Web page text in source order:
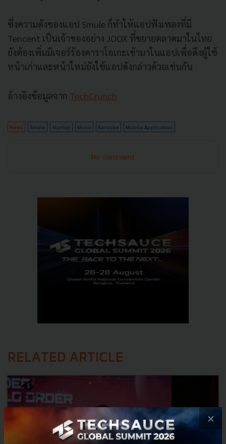
ซึ่งความดังของแอป Smule ก็ทำให้แอปฟังเพลงที่มี
Tencent เป็นเจ้าของอย่าง JOOX ที่ขยายตลาดมาในไทย
ยังต้องเพิ่มมีเจอร์ร้องคาราโอเกะเข้ามาในแอปเพื่อดึงผู้ใช้
หน้าเก่าและหน้าใหม่ยังใช้แอปดังกล่าวด้วยเช่นกัน
อ้างอิงข้อมูลจาก TechCrunch
News Smule Startup Music Karaoke Mobile Application
No comment
RELATED ARTICLE
×